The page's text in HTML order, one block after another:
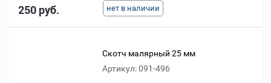
250 руб. нет в наличии
Скотч малярный 25 мм
Артикул: 091-496